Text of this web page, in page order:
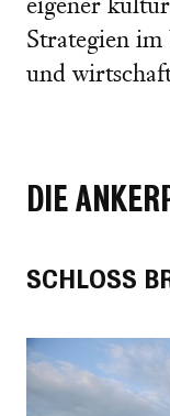
eigener
Strategien im
und
DIE
SCHLOSS